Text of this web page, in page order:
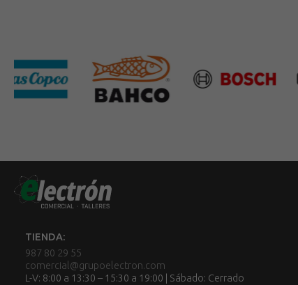
TIENDA:
987 80 29 55
comercial@grupoelectron.com
L-V: 8:00 a 13:30 – 15:30 a 19:00 | Sábado: Cerrado